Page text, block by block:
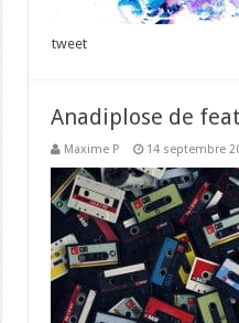
tweet
Anadiplose de
Maxime P 14 septembre